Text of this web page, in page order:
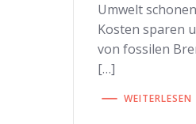
Umwelt
Kosten sparen
von fossilen
[…]
WEITERLESEN